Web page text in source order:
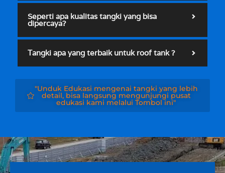
Seperti apa kualitas tangki yang bisa
dipercaya?
Tangki apa yang terbaik untuk roof tank ?
"Unduk Edukasi mengenai tangki yang lebih
detail, bisa langsung mengunjungi pusat
edukasi kami melalui Tombol ini"